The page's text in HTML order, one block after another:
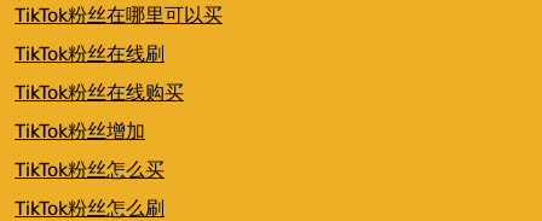
TikTok粉丝在哪里可以买
TikTok粉丝在线刷
TikTok粉丝在线购买
TikTok粉丝增加
TikTok粉丝怎么买
TikTok粉丝怎么刷